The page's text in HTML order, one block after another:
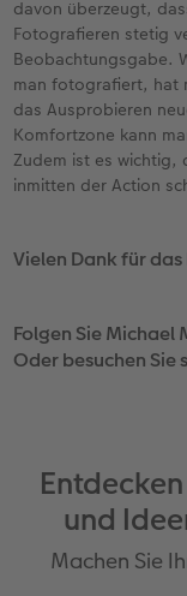
davon überzeugt,
Fotografieren stetig
Beobachtungsgabe.
man fotografiert, hat
das Ausprobieren
Komfortzone kann
Zudem ist es wichtig,
inmitten der Action
Vielen Dank für
Folgen Sie Michael
Oder besuchen Sie
und
Machen Sie